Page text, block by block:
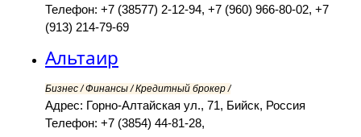
Телефон: +7 (38577) 2-12-94, +7 (960) 966-80-02, +7
(913) 214-79-69
Альтаир
Бизнес / Финансы / Кредитный брокер /
Адрес: Горно-Алтайская ул., 71, Бийск, Россия
Телефон: +7 (3854) 44-81-28,